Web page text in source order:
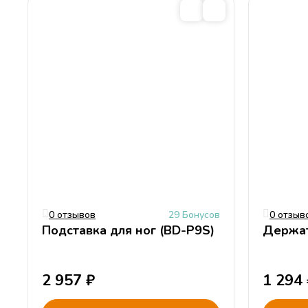
еще маленькие непоседливые, только начинающие ученики. Вы
0 отзывов 29 Бонусов
Подставка для ног (BD-P9S)
2 957 ₽
0
1 294